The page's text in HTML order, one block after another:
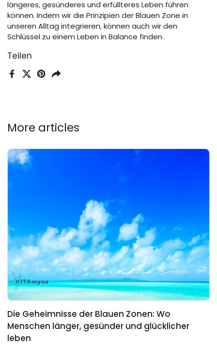
Teilen
Facebook
X (Twitter)
Pinterest
Teilen
längeres, gesünderes und erfüllteres Leben führen
können. Indem wir die Prinzipien der Blauen Zone in
unseren Alltag integrieren, können auch wir den
Schlüssel zu einem Leben in Balance finden.
More articles
Die Geheimnisse der Blauen Zonen: Wo
Menschen länger, gesünder und glücklicher
leben